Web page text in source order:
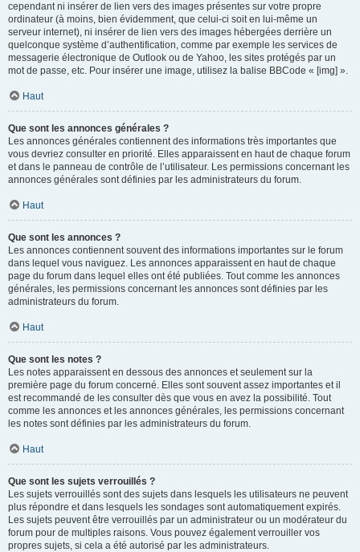
cependant ni insérer de lien vers des images présentes sur votre propre
ordinateur (à moins, bien évidemment, que celui-ci soit en lui-même un
serveur internet), ni insérer de lien vers des images hébergées derrière un
quelconque système d’authentification, comme par exemple les services de
messagerie électronique de Outlook ou de Yahoo, les sites protégés par un
mot de passe, etc. Pour insérer une image, utilisez la balise BBCode « [img] ».
Haut
Que sont les annonces générales ?
Les annonces générales contiennent des informations très importantes que
vous devriez consulter en priorité. Elles apparaissent en haut de chaque forum
et dans le panneau de contrôle de l’utilisateur. Les permissions concernant les
annonces générales sont définies par les administrateurs du forum.
Haut
Que sont les annonces ?
Les annonces contiennent souvent des informations importantes sur le forum
dans lequel vous naviguez. Les annonces apparaissent en haut de chaque
page du forum dans lequel elles ont été publiées. Tout comme les annonces
générales, les permissions concernant les annonces sont définies par les
administrateurs du forum.
Haut
Que sont les notes ?
Les notes apparaissent en dessous des annonces et seulement sur la
première page du forum concerné. Elles sont souvent assez importantes et il
est recommandé de les consulter dès que vous en avez la possibilité. Tout
comme les annonces et les annonces générales, les permissions concernant
les notes sont définies par les administrateurs du forum.
Haut
Que sont les sujets verrouillés ?
Les sujets verrouillés sont des sujets dans lesquels les utilisateurs ne peuvent
plus répondre et dans lesquels les sondages sont automatiquement expirés.
Les sujets peuvent être verrouillés par un administrateur ou un modérateur du
forum pour de multiples raisons. Vous pouvez également verrouiller vos
propres sujets, si cela a été autorisé par les administrateurs.